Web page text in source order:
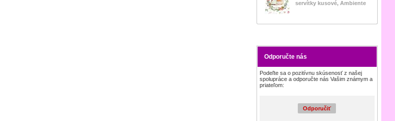
servítky kusové, Ambiente
Odporučte nás
Podeľte sa o pozitívnu skúsenosť z našej
spolupráce a odporučte nás Vašim známym a
priateľom:
Odporučiť